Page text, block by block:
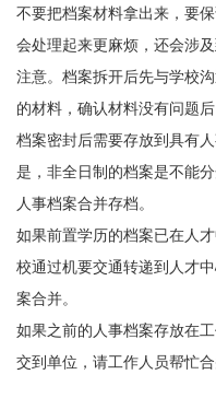
不要把档案材料拿出来，要
会处理起来更麻烦，还会涉
注意。档案拆开后先与学校
的材料，确认材料没有问题
档案密封后需要存放到具有
是，非全日制的档案是不能
人事档案合并存档。
如果前置学历的档案已在人
校通过机要交通转递到人才
案合并。
如果之前的人事档案存放在
交到单位，请工作人员帮忙合